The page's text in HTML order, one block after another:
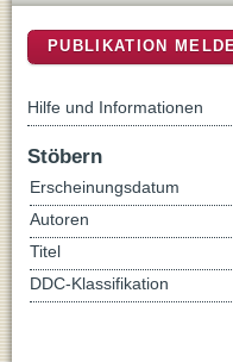
PUBLIKATION
Hilfe und Informationen
Stöbern
Erscheinungsdatum
Autoren
Titel
DDC-Klassifikation